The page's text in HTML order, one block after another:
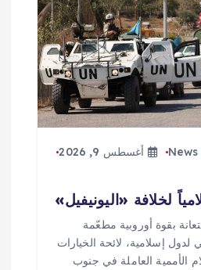
News
أغسطس 9, 2026
لخلافة «اليونيفيل»
بقوة أوروبية مطعّمة
إسلامية، لائحة الخيارات
الأممية العاملة في جنوب